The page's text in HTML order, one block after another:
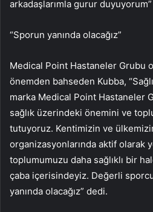
arkadaşlarımla gurur
“Sporun yanında olacağız”
Medical Point Hastaneler Grubu
önemden bahseden Kubba,
marka Medical Point Hastaneler
sağlık üzerindeki önemini ve
tutuyoruz. Kentimizin ve
organizasyonlarında aktif olarak
toplumumuzu daha sağlıklı bir
çaba içerisindeyiz. Değerli
yanında olacağız” dedi.